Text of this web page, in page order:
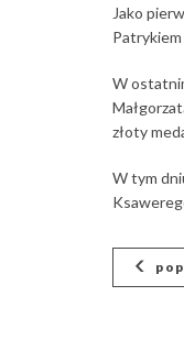
Jako
W
złoty
W tym